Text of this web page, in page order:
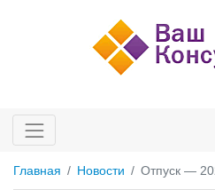
Главная Новости Отпуск —